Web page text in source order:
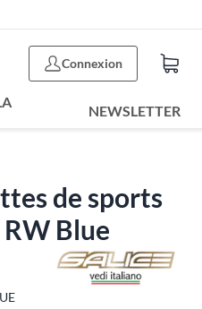
Connexion
NEWSLETTER
de sports
Blue